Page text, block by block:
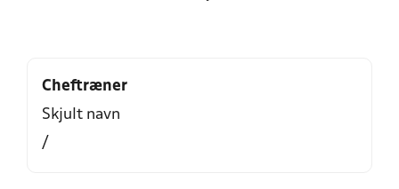
Cheftræner
Skjult navn
/